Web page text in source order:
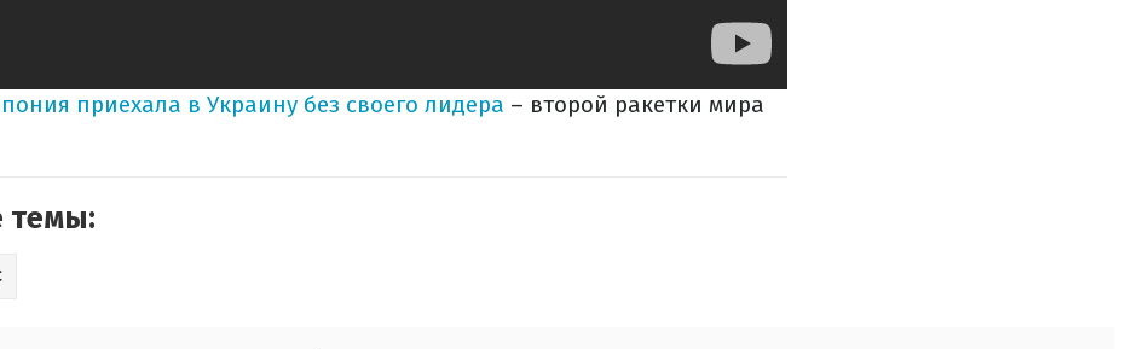
приехала в Украину без своего лидера – второй ракетки мира
темы: